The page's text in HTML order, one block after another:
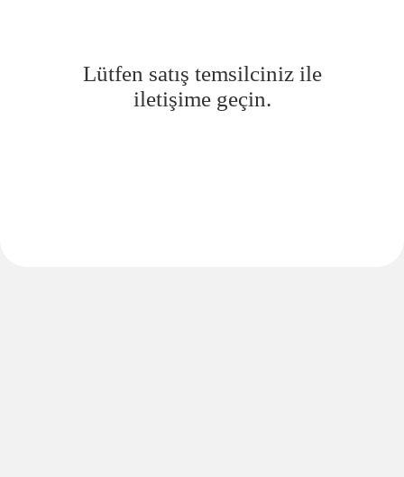
Lütfen satış temsilciniz ile
iletişime geçin.